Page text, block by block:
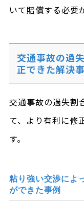
いて賠償する必要
交通事故の過
正できた解決
交通事故の過失割
て、より有利に修
す。
粘り強い交渉によ
ができた事例